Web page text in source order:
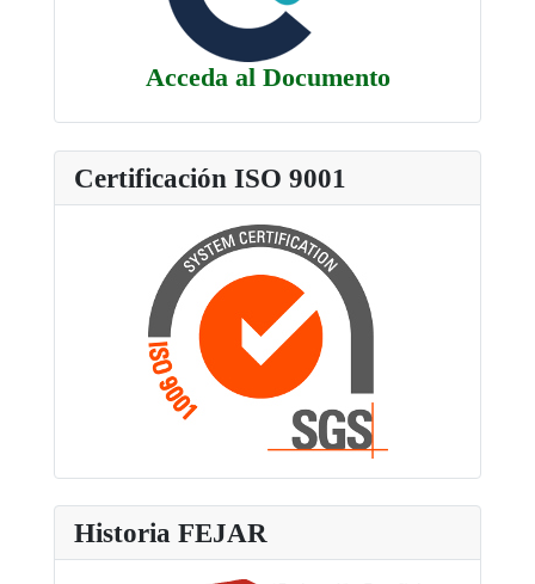
Acceda al Documento
Certificación ISO 9001
Historia FEJAR